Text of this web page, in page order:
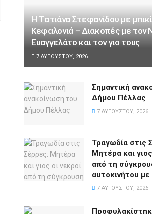
Η Τατιάνα Στεφανίδου με
Κεφαλονιά – Διακοπές με τον
Ευαγγελάτο και τον γιο τους
7 ΑΥΓΟΎΣΤΟΥ, 2026
Σημαντική
Δήμου Πέλλας
7 ΑΥΓΟΎΣΤΟΥ, 2026
Τραγωδία στις
Μητέρα και
από τη
αυτοκινήτου
7 ΑΥΓΟΎΣΤΟΥ, 2026